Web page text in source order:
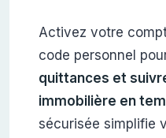
Activez votre
code personnel
quittances et
immobilière en
sécurisée simplifie